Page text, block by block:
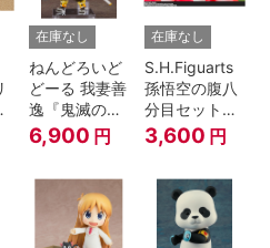
在庫なし
ねんどろいど
どーる 我妻善
逸『鬼滅の
刃』
6,900 円
在庫なし
S.H.Figuarts
孫悟空の腹八
分目セット
『ドラゴンボ
ールZ』
3,600 円